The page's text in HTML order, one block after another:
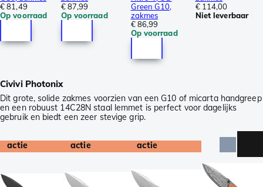
€ 81,49
Op voorraad
€ 87,99
Op voorraad
Green G10,
zakmes
€ 86,99
Op voorraad
€ 114,00
Niet leverbaar
Civivi Photonix
Dit grote, solide zakmes voorzien van een G10 of micarta handgreep
en een robuust 14C28N staal lemmet is perfect voor dagelijks
gebruik en biedt een zeer stevige grip.
actie actie actie